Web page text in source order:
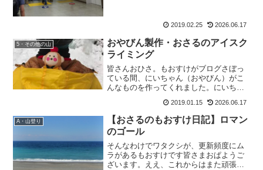
2019.02.25 2026.06.17
5・その他の山
おやびん製作・おさるのアイスク
ライミング
皆さんおひさ。もおすけがブログさぼっ
ている間、にいちゃん（おやびん）がこ
んなものを作ってくれました。にいちゃ
なのねー。みんな大好きもんきち先生。
あたしが全く映っていないけど大満足。
先生愛が溢れております。...
2019.01.15 2026.06.17
A・山登り
【おさるのもおすけ日記】ロマン
のゴール
そんなわけでワタクシが、更新頻度にム
ラがあるもおすけです皆さまおぱようご
ざいます。ええ、これからはまた頑張っ